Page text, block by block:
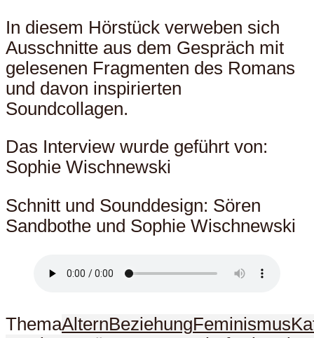
In diesem Hörstück verweben sich
Ausschnitte aus dem Gespräch mit
gelesenen Fragmenten des Romans
und davon inspirierten
Soundcollagen.
Das Interview wurde geführt von:
Sophie Wischnewski
Schnitt und Sounddesign: Sören
Sandbothe und Sophie Wischnewski
ThemaAlternBeziehungFeminismus